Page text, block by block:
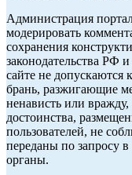
Администрация
модерировать
сохранения
законодательства РФ
сайте не
брань, разжигающие
ненависть или
достоинства,
пользователей, не
переданы по запросу
органы.